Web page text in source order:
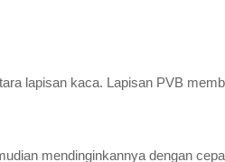
lapisan kaca. Lapisan PVB
mendinginkannya dengan